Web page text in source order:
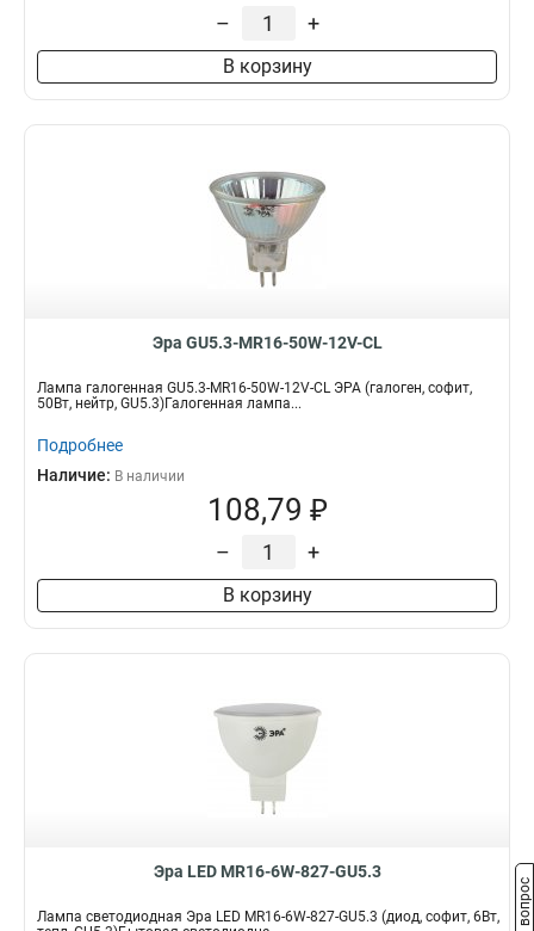
– +
В корзину
Эра GU5.3-MR16-50W-12V-CL
Лампа галогенная GU5.3-MR16-50W-12V-CL ЭРА (галоген, софит,
50Вт, нейтр, GU5.3)Галогенная лампа...
Подробнее
Наличие: В наличии
108,79 ₽
– +
В корзину
Эра LED MR16-6W-827-GU5.3
Лампа светодиодная Эра LED MR16-6W-827-GU5.3 (диод, софит, 6Вт,